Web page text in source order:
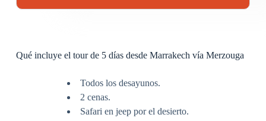
Qué incluye el tour de 5 días desde Marrakech vía Merzouga
Todos los desayunos.
2 cenas.
Safari en jeep por el desierto.